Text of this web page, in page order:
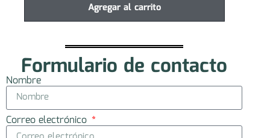
Agregar al carrito
Formulario de contacto
Nombre
Correo electrónico